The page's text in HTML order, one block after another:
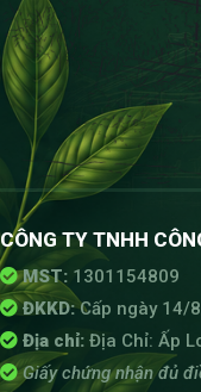
Trước khi
môi trường
CÔNG TY TNHH
MST: 1301154809
ĐKKD:Cấp ngày 14/
Địa chỉ: Địa Chỉ: Ấp
Giấy chứng nhận đủ